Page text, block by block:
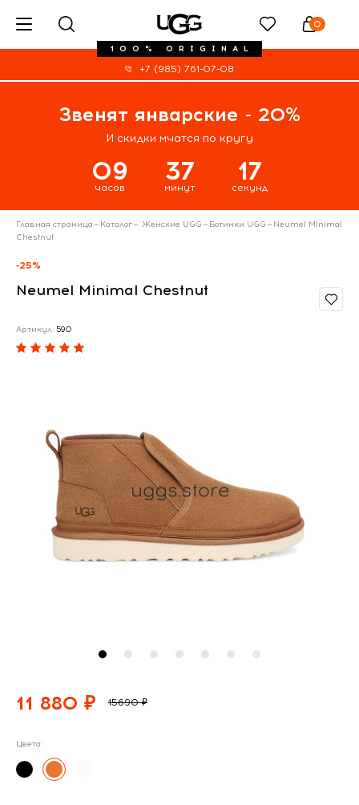
100% ORIGINAL
0
+7 (985) 761-07-08
Звенят январские - 20%
И скидки мчатся по кругу
09
часов
37
минут
17
секунд
Главная страница— Каталог— Женские UGG— Ботинки UGG— Neumel Minimal
Chestnut
-25%
Neumel Minimal Chestnut
Артикул: 590
11 880 ₽ 15690 ₽
Цвета: